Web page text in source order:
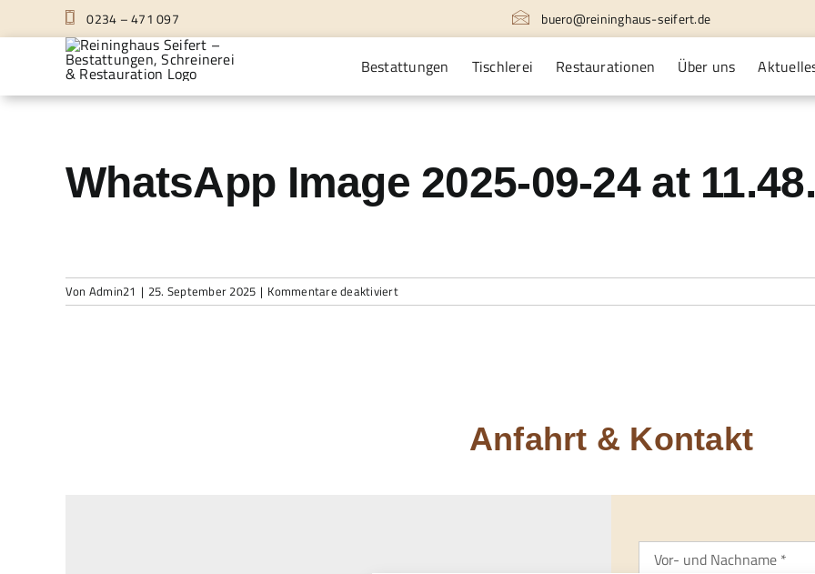
Inhalt
0234 – 471 097 buero@reininghaus-seifert.de
Bestattungen Tischlerei Restaurationen Über uns
WhatsApp Image 2025-09-24 at
Von Admin21 | 25. September 2025 | Kommentare deaktiviertfür
WhatsApp
Anfahrt & Kontakt